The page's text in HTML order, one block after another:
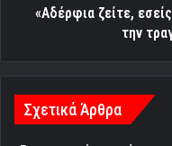
«Αδέρφια ζείτε,
την
Σχετικά Άρθρα